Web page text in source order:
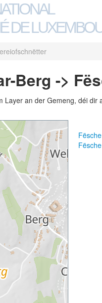
DE
Berg ->
Layer an der Gemeng, déi